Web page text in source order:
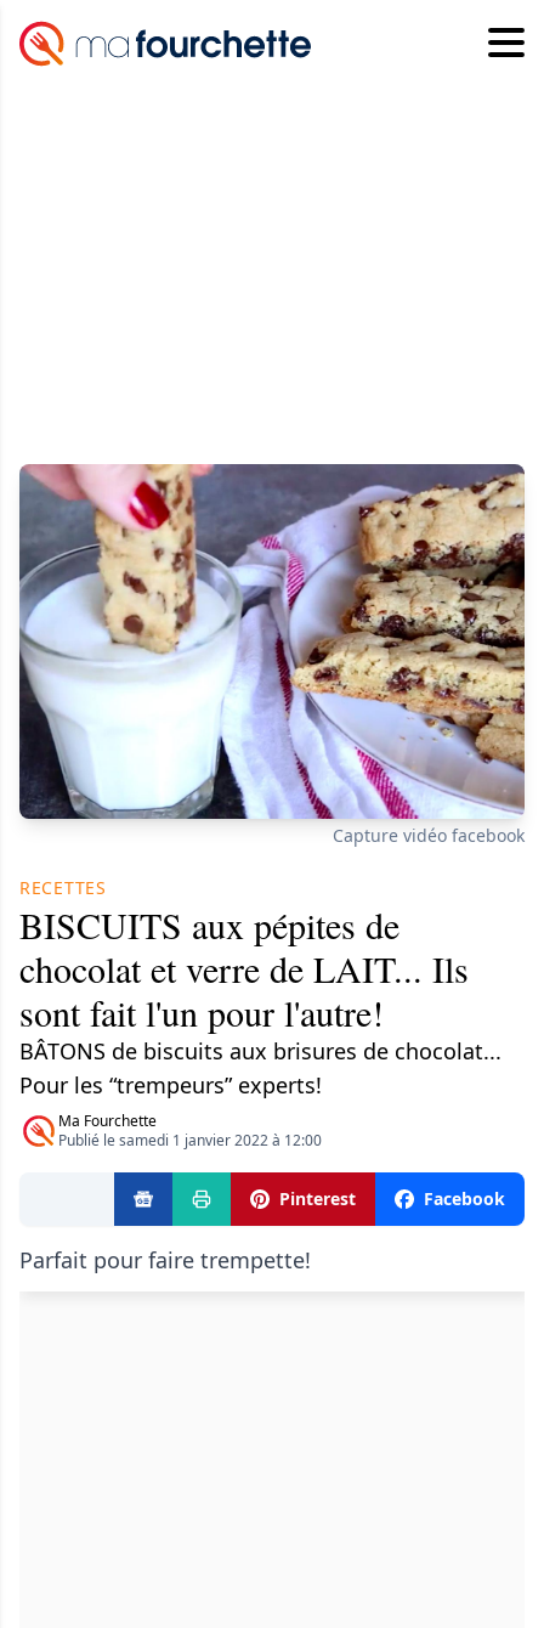
Capture vidéo facebook
RECETTES
BISCUITS aux pépites de
chocolat et verre de LAIT... Ils
sont fait l'un pour l'autre!
BÂTONS de biscuits aux brisures de chocolat...
Pour les “trempeurs” experts!
Ma Fourchette
Publié le samedi 1 janvier 2022 à 12:00
Pinterest Facebook
Parfait pour faire trempette!